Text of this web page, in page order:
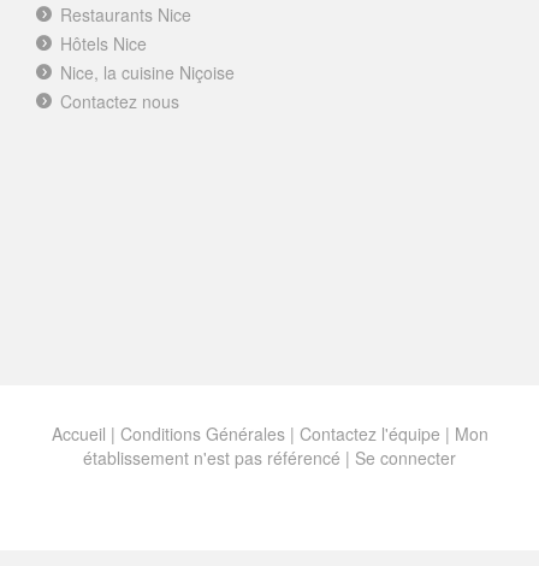
Restaurants Nice
Hôtels Nice
Nice, la cuisine Niçoise
Contactez nous
Accueil | Conditions Générales| Contactez l'équipe | Mon
établissement n'est pas référencé | Se connecter